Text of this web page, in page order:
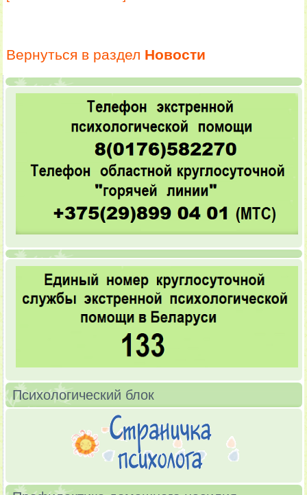
Вернуться в раздел Новости
Психологический блок